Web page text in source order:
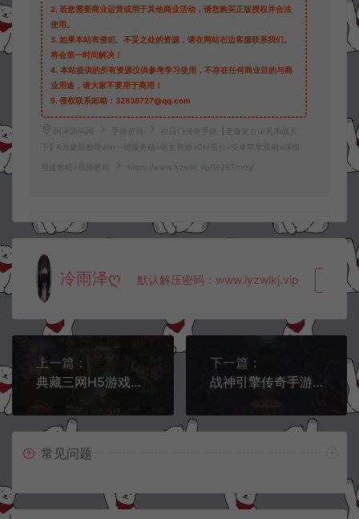
2. 若您需要商业运营或用于其他商业活动，请您购买正版授权并合法
使用。
3. 如果本站有侵犯、不妥之处的资源，请在网站右边客服联系我们。
将会第一时间解决！
4. 本站提供的所有资源仅供参考学习使用，不存在任何商业目的与商
业用途，请大家不要用于商用！
5. 侵权联系邮箱：32838727@qq.com
阿泽源码网 手游资源
白日门传奇手游【老道复古UI兄弟战天
下】6月最新整理Win一键服务端+明文资源+GM后台+安卓苹果双端+详细
搭建教程+视频教程 https://www.lyzwlkj.vip/16257/syzy/
冷雨泽ღ 默认解压密码：www.lyzwlkj.vip 复
上一篇：
典藏三网H5游戏【传奇世界H5】6月最新整理Win一键服务端+GM后台+详细搭建教程
下一篇：
战神引擎传奇手游【风云再起单职业六大陆】6月最新整理Win一键服务端+GM授权后台+安卓苹果双端+详细搭建教程+视频教程
常见问题